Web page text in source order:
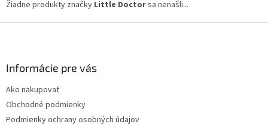
Žiadne produkty značky Little Doctorsa nenašli...
Informácie pre vás
Ako nakupovať
Obchodné podmienky
Podmienky ochrany osobných údajov